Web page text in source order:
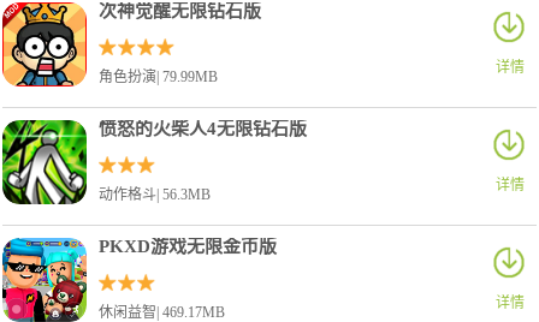
详情
次神觉醒无限钻石版
角色扮演| 79.99MB
详情
愤怒的火柴人4无限钻石版
动作格斗| 56.3MB
详情
PKXD游戏无限金币版
休闲益智| 469.17MB